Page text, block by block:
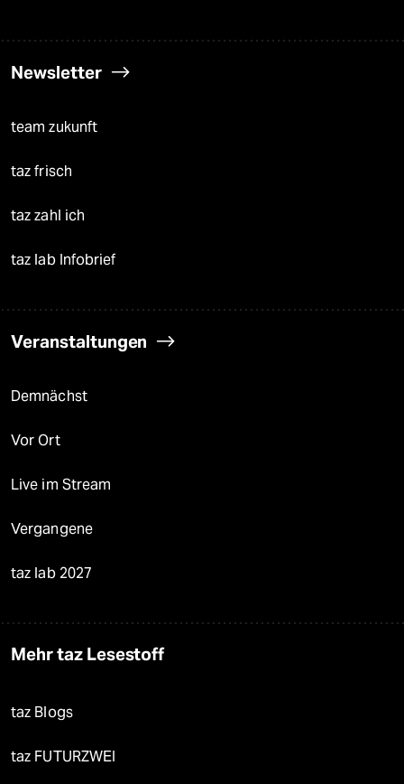
Newsletter
team zukunft
taz frisch
taz zahl ich
taz lab Infobrief
Veranstaltungen
Demnächst
Vor Ort
Live im Stream
Vergangene
taz lab 2027
Mehr taz Lesestoff
taz Blogs
taz FUTURZWEI